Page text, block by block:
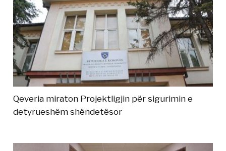
Qeveria miraton Projektligjin për sigurimin e
detyrueshëm shëndetësor